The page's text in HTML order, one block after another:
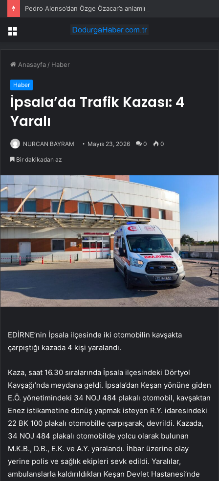
Pedro Alonso’dan Özge Özacar’a anlamlı hediye
Menü
Anasayfa / Haber
Haber
İpsala’da Trafik Kazası: 4
Yaralı
NURCAN BAYRAM Mayıs 23, 2026 0 0
Bir dakikadan az
EDİRNE’nin İpsala ilçesinde iki otomobilin kavşakta
çarpıştığı kazada 4 kişi yaralandı.
Kaza, saat 16.30 sıralarında İpsala ilçesindeki Dörtyol
Kavşağı’nda meydana geldi. İpsala’dan Keşan yönüne giden
E.Ö. yönetimindeki 34 NOJ 484 plakalı otomobil, kavşaktan
Enez istikametine dönüş yapmak isteyen R.Y. idaresindeki
22 BK 100 plakalı otomobille çarpışarak, devrildi. Kazada,
34 NOJ 484 plakalı otomobilde yolcu olarak bulunan
M.K.B., D.B., E.K. ve A.Y. yaralandı. İhbar üzerine olay
yerine polis ve sağlık ekipleri sevk edildi. Yaralılar,
ambulanslarla kaldırıldıkları Keşan Devlet Hastanesi’nde